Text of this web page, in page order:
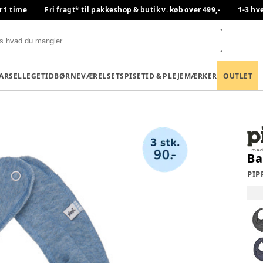
1 time Fri fragt* til pakkeshop & butik v. køb over 499,- 1-3
LEGETIDBØRNEVÆRELSETSPISETID & PLEJEMÆRKER OUTLET